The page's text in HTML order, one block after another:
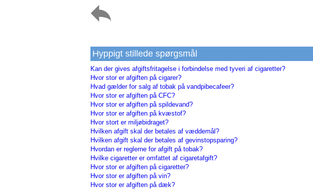
Hyppigt stillede spørgsmål
Kan der gives afgiftsfritagelse i forbindelse med tyveri af cigaretter?
Hvor stor er afgiften på cigarer?
Hvad gælder for salg af tobak på vandpibecafeer?
Hvor stor er afgiften på CFC?
Hvor stor er afgiften på spildevand?
Hvor stor er afgiften på kvæstof?
Hvor stort er miljøbidraget?
Hvilken afgift skal der betales af væddemål?
Hvilken afgift skal der betales af gevinstopsparing?
Hvordan er reglerne for afgift på tobak?
Hvilke cigaretter er omfattet af cigaretafgift?
Hvor stor er afgiften på cigaretter?
Hvor stor er afgiften på vin?
Hvor stor er afgiften på dæk?